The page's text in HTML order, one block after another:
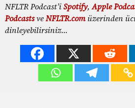
NFLTR Podcast’iSpotify,Apple
PodcastsveNFLTR.comüzerinden
dinleyebilirsiniz…